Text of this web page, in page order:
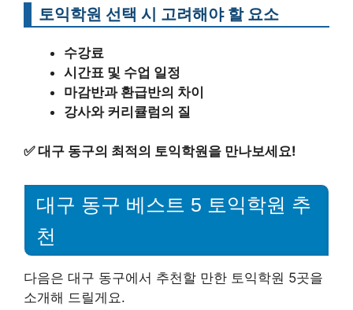
토익학원 선택 시 고려해야 할 요소
수강료
시간표 및 수업 일정
마감반과 환급반의 차이
강사와 커리큘럼의 질
✅대구 동구의 최적의 토익학원을 만나보세요!
대구 동구 베스트 5 토익학원 추
천
다음은 대구 동구에서 추천할 만한 토익학원 5곳을
소개해 드릴게요.